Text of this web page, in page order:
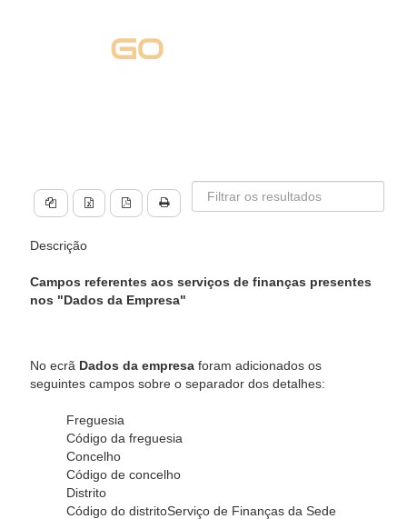
Descrição
Campos referentes aos serviços de finanças presentes
nos "Dados da Empresa"
No ecrã Dados da empresa foram adicionados os
seguintes campos sobre o separador dos detalhes:
Freguesia
Código da freguesia
Concelho
Código de concelho
Distrito
Código do distritoServiço de Finanças da Sede